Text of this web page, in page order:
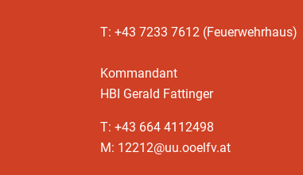
T: +43 7233 7612 (Feuerwehrhaus)
Kommandant
HBI Gerald Fattinger
T: +43 664 4112498
M: 12212@uu.ooelfv.at